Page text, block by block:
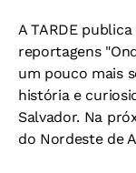
A TARDE
reportagens
um pouco mais
história e
Salvador. Na
do Nordeste de